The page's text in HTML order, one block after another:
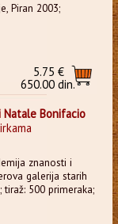
Piran 2003;
5.75 €
650.00 din.
Natale Bonifacio
znanosti i
galerija starih
500 primeraka;